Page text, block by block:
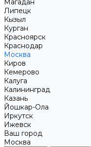
Магадан
Липецк
Кызыл
Курган
Красноярск
Краснодар
Москва
Киров
Кемерово
Калуга
Калининград
Казань
Йошкар-Ола
Иркутск
Ижевск
Ваш город
Москва